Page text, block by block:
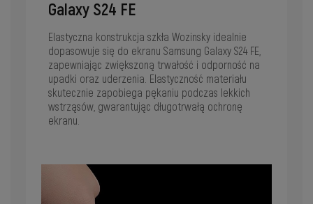
Galaxy S24 FE
Elastyczna konstrukcja szkła Wozinsky idealnie
dopasowuje się do ekranu Samsung Galaxy S24 FE,
zapewniając zwiększoną trwałość i odporność na
upadki oraz uderzenia. Elastyczność materiału
skutecznie zapobiega pękaniu podczas lekkich
wstrząsów, gwarantując długotrwałą ochronę
ekranu.